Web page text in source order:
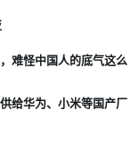
难怪中国人的底气这么
给华为、小米等国产厂